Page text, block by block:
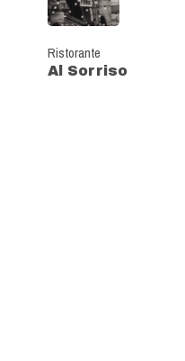
Ristorante
Al Sorriso